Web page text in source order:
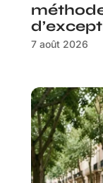
7 août 2026